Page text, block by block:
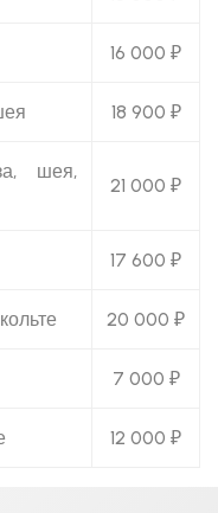
16 000 ₽
18 900 ₽
шея,
21 000 ₽
17 600 ₽
20 000 ₽
7 000 ₽
12 000 ₽